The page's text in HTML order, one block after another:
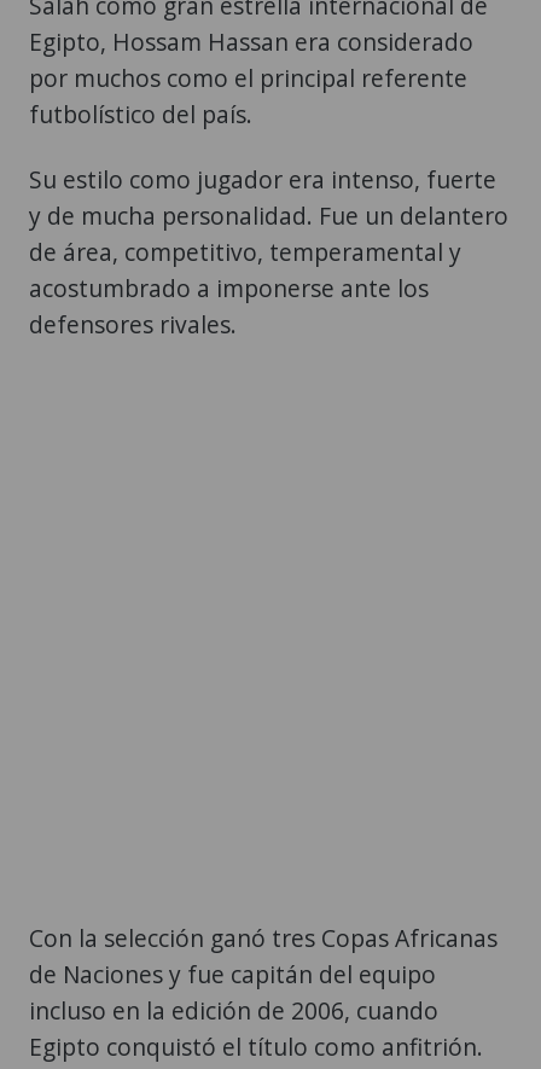
Egipto, Hossam Hassan era considerado
por muchos como el principal referente
futbolístico del país.
Su estilo como jugador era intenso, fuerte
y de mucha personalidad. Fue un delantero
de área, competitivo, temperamental y
acostumbrado a imponerse ante los
defensores rivales.
Con la selección ganó tres Copas Africanas
de Naciones y fue capitán del equipo
incluso en la edición de 2006, cuando
Egipto conquistó el título como anfitrión.